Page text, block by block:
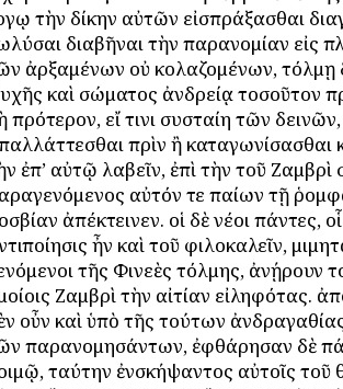
τὴν δίκην αὐτῶν εἰσπράξασθαι
διαβῆναι τὴν παρανομίαν εἰς
ἀρξαμένων οὐ κολαζομένων, τόλμῃ
καὶ σώματος ἀνδρείᾳ τοσοῦτον
πρότερον, εἴ τινι συσταίη τῶν δεινῶν,
πρὶν ἢ καταγωνίσασθαι
ἐπ’ αὐτῷ λαβεῖν, ἐπὶ τὴν τοῦ Ζαμβρὶ
αὐτόν τε παίων τῇ
ἀπέκτεινεν. οἱ δὲ νέοι πάντες,
ἦν καὶ τοῦ φιλοκαλεῖν,
τῆς Φινεὲς τόλμης, ἀνῄρουν
Ζαμβρὶ τὴν αἰτίαν εἰληφότας.
οὖν καὶ ὑπὸ τῆς τούτων
παρανομησάντων, ἐφθάρησαν δὲ
ταύτην ἐνσκήψαντος αὐτοῖς τοῦ